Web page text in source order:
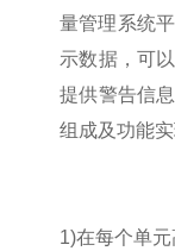
量管理系统
示数据，可
提供警告信
组成及功能
1)在每个单